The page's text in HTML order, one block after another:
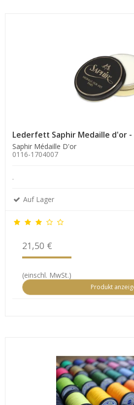
Lederfett Saphir Medaille d'or -
Saphir Médaille D'or
0116-1704007
.
Auf Lager
21,50 €
(einschl. MwSt.)
Produkt